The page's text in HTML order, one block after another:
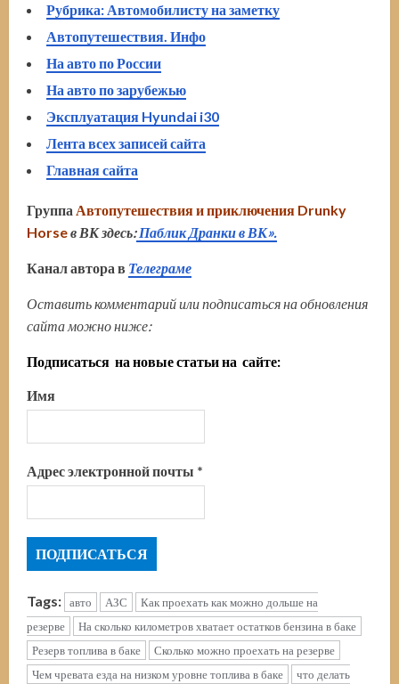
Рубрика: Автомобилисту на заметку
Автопутешествия. Инфо
На авто по России
На авто по зарубежью
Эксплуатация Hyundai i30
Лента всех записей сайта
Главная сайта
Группа Автопутешествия и приключения Drunky
Horseв ВК здесь:Паблик Дранки в ВК».
Канал автора в Телеграме
Оставить комментарий или подписаться на обновления
сайта можно ниже:
Подписаться на новые статьи на сайте:
Имя
Адрес электронной почты *
Tags: авто АЗС
Как проехать как можно дольше на
резерве
На сколько километров хватает остатков бензина в баке
Резерв топлива в баке
Сколько можно проехать на резерве
Чем чревата езда на низком уровне топлива в баке
что делать